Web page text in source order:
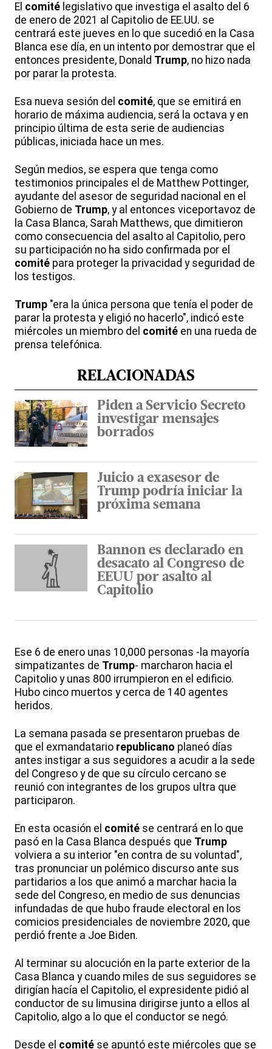
El comité legislativo que investiga el asalto del 6
de enero de 2021 al Capitolio de EE.UU. se
centrará este jueves en lo que sucedió en la Casa
Blanca ese día, en un intento por demostrar que el
entonces presidente, Donald Trump, no hizo nada
por parar la protesta.
Esa nueva sesión del comité, que se emitirá en
horario de máxima audiencia, será la octava y en
principio última de esta serie de audiencias
públicas, iniciada hace un mes.
Según medios, se espera que tenga como
testimonios principales el de Matthew Pottinger,
ayudante del asesor de seguridad nacional en el
Gobierno de Trump, y al entonces viceportavoz de
la Casa Blanca, Sarah Matthews, que dimitieron
como consecuencia del asalto al Capitolio, pero
su participación no ha sido confirmada por el
comité para proteger la privacidad y seguridad de
los testigos.
Trump "era la única persona que tenía el poder de
parar la protesta y eligió no hacerlo", indicó este
miércoles un miembro del comité en una rueda de
prensa telefónica.
RELACIONADAS
Piden a Servicio Secreto
investigar mensajes
borrados
Juicio a exasesor de
Trump podría iniciar la
próxima semana
Bannon es declarado en
desacato al Congreso de
EEUU por asalto al
Capitolio
Ese 6 de enero unas 10,000 personas -la mayoría
simpatizantes de Trump- marcharon hacia el
Capitolio y unas 800 irrumpieron en el edificio.
Hubo cinco muertos y cerca de 140 agentes
heridos.
La semana pasada se presentaron pruebas de
que el exmandatario republicano planeó días
antes instigar a sus seguidores a acudir a la sede
del Congreso y de que su círculo cercano se
reunió con integrantes de los grupos ultra que
participaron.
En esta ocasión el comité se centrará en lo que
pasó en la Casa Blanca después que Trump
volviera a su interior "en contra de su voluntad",
tras pronunciar un polémico discurso ante sus
partidarios a los que animó a marchar hacia la
sede del Congreso, en medio de sus denuncias
infundadas de que hubo fraude electoral en los
comicios presidenciales de noviembre 2020, que
perdió frente a Joe Biden.
Al terminar su alocución en la parte exterior de la
Casa Blanca y cuando miles de sus seguidores se
dirigían hacía el Capitolio, el expresidente pidió al
conductor de su limusina dirigirse junto a ellos al
Capitolio, algo a lo que el conductor se negó.
Desde el comité se apuntó este miércoles que se